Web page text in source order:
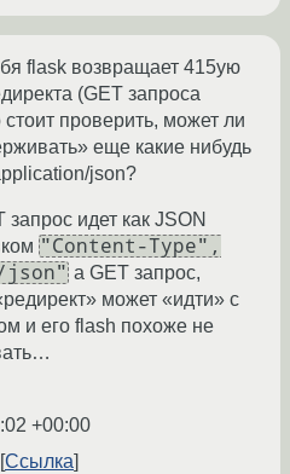
flask возвращает 415ую
(GET запроса
стоит проверить, может ли
еще какие нибудь
json?
запрос идет как JSON
"Content-Type",
а GET запрос,
может «идти» с
и его flash похоже не
+00:00
Ссылка